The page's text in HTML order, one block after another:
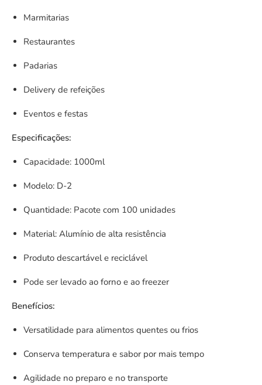
Marmitarias
Restaurantes
Padarias
Delivery de refeições
Eventos e festas
Especificações:
Capacidade: 1000ml
Modelo: D-2
Quantidade: Pacote com 100 unidades
Material: Alumínio de alta resistência
Produto descartável e reciclável
Pode ser levado ao forno e ao freezer
Benefícios:
Versatilidade para alimentos quentes ou frios
Conserva temperatura e sabor por mais tempo
Agilidade no preparo e no transporte